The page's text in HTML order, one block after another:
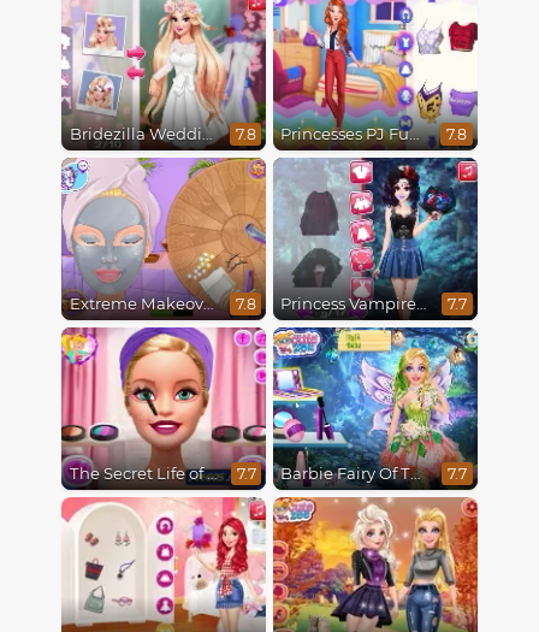
Bridezilla Wedding Makeover 7.8 Princesses PJ Fun Party 7.8
Extreme Makeover 7.8 Princess Vampire Wedding Makeover 7.7
The Secret Life of Dolls 7.7 Barbie Fairy Of The Woods 7.7